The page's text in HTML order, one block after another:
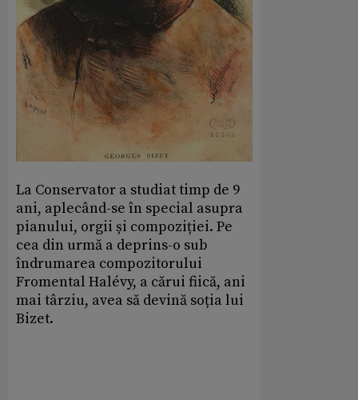
La Conservator a studiat timp de 9
ani, aplecând-se în special asupra
pianului, orgii și compoziției. Pe
cea din urmă a deprins-o sub
îndrumarea compozitorului
Fromental Halévy, a cărui fiică, ani
mai târziu, avea să devină soția lui
Bizet.